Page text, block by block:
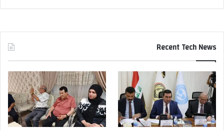
Recent Tech News